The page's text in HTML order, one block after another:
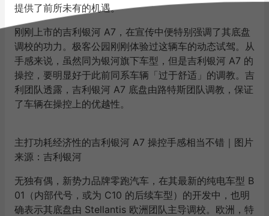
提供了前所未有的机遇。
刚刚上市的吉利银河 A7，在宣传中便特别强调了其底盘
调校的功力。极客公园刚刚体验过这辆车的动态试驾。从
手感来说，虽然同为银河旗下车型，但是吉利银河 A7 的
操控，要明显好于此前同系车辆「过于舒适」的调教。吉
利团队透露，吉利银河 A7 底盘由路特斯团队调教，保证
了车辆在操控上的优越性。
主打功耗经济性的吉利银河 A7 操控手感相当不错｜图片
来源：吉利银河
无独有偶，新势力品牌零跑汽车，在其最新的纯电车型 B
01（内部代号，或为 C10 的后续车型）的开发中，也明
确表示其底盘由 Stellantis 欧洲团队主导调校。欧洲，特